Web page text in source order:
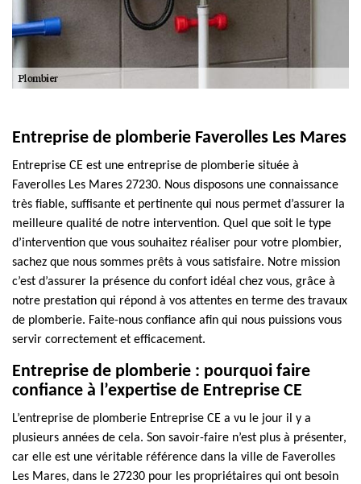
Entreprise de plomberie Faverolles Les Mares
Entreprise CE est une entreprise de plomberie située à
Faverolles Les Mares 27230. Nous disposons une connaissance
très fiable, suffisante et pertinente qui nous permet d’assurer la
meilleure qualité de notre intervention. Quel que soit le type
d’intervention que vous souhaitez réaliser pour votre plombier,
sachez que nous sommes prêts à vous satisfaire. Notre mission
c’est d’assurer la présence du confort idéal chez vous, grâce à
notre prestation qui répond à vos attentes en terme des travaux
de plomberie. Faite-nous confiance afin qui nous puissions vous
servir correctement et efficacement.
Entreprise de plomberie : pourquoi faire
confiance à l’expertise de Entreprise CE
L’entreprise de plomberie Entreprise CE a vu le jour il y a
plusieurs années de cela. Son savoir-faire n’est plus à présenter,
car elle est une véritable référence dans la ville de Faverolles
Les Mares, dans le 27230 pour les propriétaires qui ont besoin